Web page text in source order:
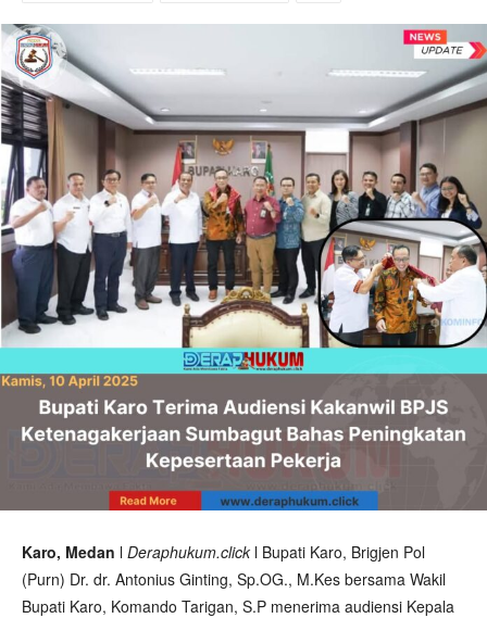
Karo, Medan l Deraphukum.click l Bupati Karo, Brigjen Pol
(Purn) Dr. dr. Antonius Ginting, Sp.OG., M.Kes bersama Wakil
Bupati Karo, Komando Tarigan, S.P menerima audiensi Kepala